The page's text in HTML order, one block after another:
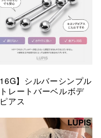
16G】シルバーシンプル
レートバーベルボデ
アス